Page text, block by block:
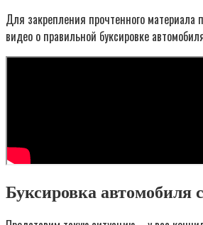
Для закрепления прочтенного материала
видео о правильной буксировке
Буксировка